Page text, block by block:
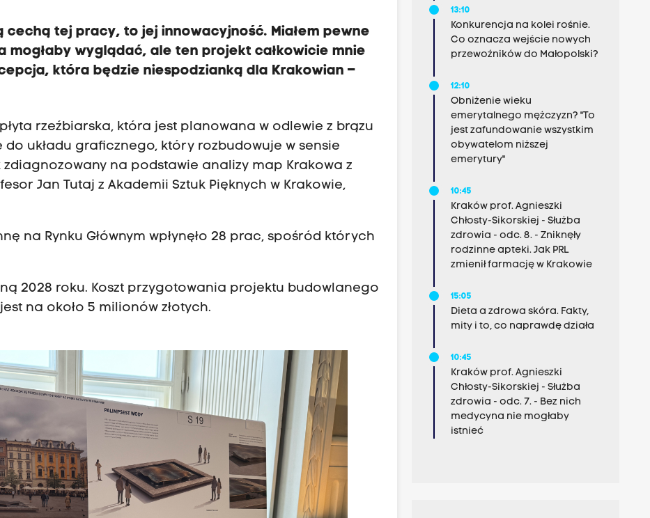
cechą tej pracy, to jej innowacyjność. Miałem pewne
wyglądać, ale ten projekt całkowicie mnie
która będzie niespodzianką dla Krakowian –
rzeźbiarska, która jest planowana w odlewie z brązu
układu graficznego, który rozbudowuje w sensie
na podstawie analizy map Krakowa z
Jan Tutaj z Akademii Sztuk Pięknych w Krakowie,
na Rynku Głównym wpłynęło 28 prac, spośród których
2028 roku. Koszt przygotowania projektu budowlanego
na około 5 milionów złotych.
13:10
Konkurencja na kolei rośnie.
Co oznacza wejście nowych
przewoźników do Małopolski?
12:10
Obniżenie wieku
emerytalnego mężczyzn? "To
jest zafundowanie wszystkim
obywatelom niższej
emerytury"
10:45
Kraków prof. Agnieszki
Chłosty-Sikorskiej - Służba
zdrowia - odc. 8. - Zniknęły
rodzinne apteki. Jak PRL
zmienił farmację w Krakowie
15:05
Dieta a zdrowa skóra. Fakty,
mity i to, co naprawdę działa
10:45
Kraków prof. Agnieszki
Chłosty-Sikorskiej - Służba
zdrowia - odc. 7. - Bez nich
medycyna nie mogłaby
istnieć